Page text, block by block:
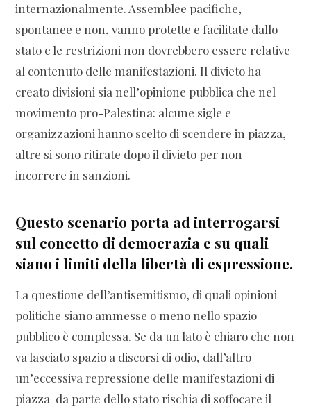
internazionalmente. Assemblee pacifiche,
spontanee e non, vanno protette e facilitate dallo
stato e le restrizioni non dovrebbero essere relative
al contenuto delle manifestazioni. Il divieto ha
creato divisioni sia nell’opinione pubblica che nel
movimento pro-Palestina: alcune sigle e
organizzazioni hanno scelto di scendere in piazza,
altre si sono ritirate dopo il divieto per non
incorrere in sanzioni.
Questo scenario porta ad interrogarsi
sul concetto di democrazia e su quali
siano i limiti della libertà di espressione.
La questione dell’antisemitismo, di quali opinioni
politiche siano ammesse o meno nello spazio
pubblico è complessa. Se da un lato è chiaro che non
va lasciato spazio a discorsi di odio, dall’altro
un’eccessiva repressione delle manifestazioni di
piazza da parte dello stato rischia di soffocare il